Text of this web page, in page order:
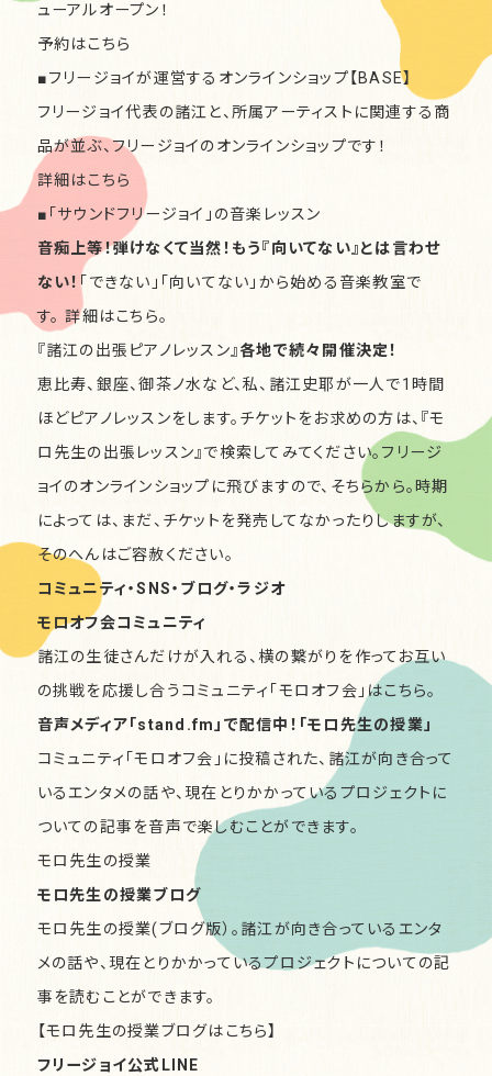
ューアルオープン！
予約はこちら
■フリージョイが運営するオンラインショップ【BASE】
フリージョイ代表の諸江と、所属アーティストに関連する商
品が並ぶ、フリージョイのオンラインショップです！
詳細はこちら
■ 「サウンドフリージョイ」の音楽レッスン
音痴上等！弾けなくて当然！もう『向いてない』とは言わせ
ない！ 「できない」「向いてない」から始める音楽教室で
す。 詳細はこちら。
『諸江の出張ピアノレッスン』各地で続々開催決定！
恵比寿、銀座、御茶ノ水など、私、諸江史耶が一人で1時間
ほどピアノレッスンをします。チケットをお求めの方は、『モ
ロ先生の出張レッスン』で検索してみてください。フリージ
ョイのオンラインショップに飛びますので、そちらから。時期
によっては、まだ、チケットを発売してなかったりしますが、
そのへんはご容赦ください。
コミュニティ・SNS・ブログ・ラジオ
モロオフ会コミュニティ
諸江の生徒さんだけが入れる、横の繋がりを作ってお互い
の挑戦を応援し合うコミュニティ「モロオフ会」はこちら。
音声メディア「stand.fm」で配信中！「モロ先生の授業」
コミュニティ「モロオフ会」に投稿された、諸江が向き合って
いるエンタメの話や、現在とりかかっているプロジェクトに
ついての記事を音声で楽しむことができます。
モロ先生の授業
モロ先生の授業ブログ
モロ先生の授業(ブログ版）。諸江が向き合っているエンタ
メの話や、現在とりかかっているプロジェクトについての記
事を読むことができます。
【モロ先生の授業ブログはこちら】
フリージョイ公式LINE